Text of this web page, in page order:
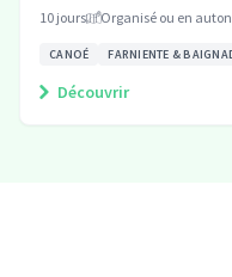
10 jours Organisé ou en
CANOÉ FARNIENTE &
Découvrir